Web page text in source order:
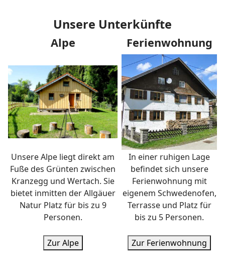
Unsere Unterkünfte
Alpe Ferienwohnung
Unsere Alpe liegt direkt am
Fuße des Grünten zwischen
Kranzegg und Wertach. Sie
bietet inmitten der Allgäuer
Natur Platz für bis zu 9
Personen.
Zur Alpe
In einer ruhigen Lage
befindet sich unsere
Ferienwohnung mit
eigenem Schwedenofen,
Terrasse und Platz für
bis zu 5 Personen.
Zur Ferienwohnung